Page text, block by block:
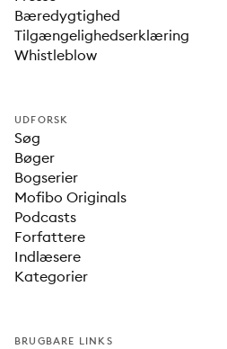
Bæredygtighed
Tilgængelighedserklæring
Whistleblow
UDFORSK
Søg
Bøger
Bogserier
Mofibo Originals
Podcasts
Forfattere
Indlæsere
Kategorier
BRUGBARE LINKS